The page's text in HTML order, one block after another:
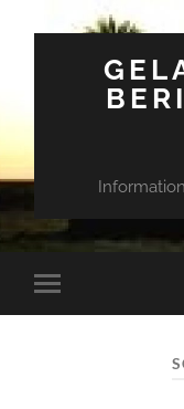
Mobile-
Menü